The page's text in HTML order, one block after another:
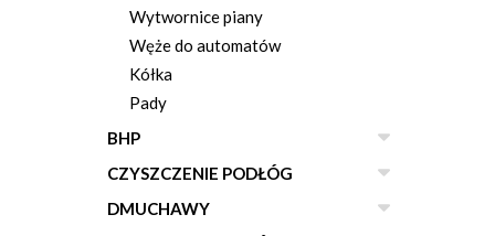
Wytwornice piany
Węże do automatów
Kółka
Pady
BHP
CZYSZCZENIE PODŁÓG
DMUCHAWY